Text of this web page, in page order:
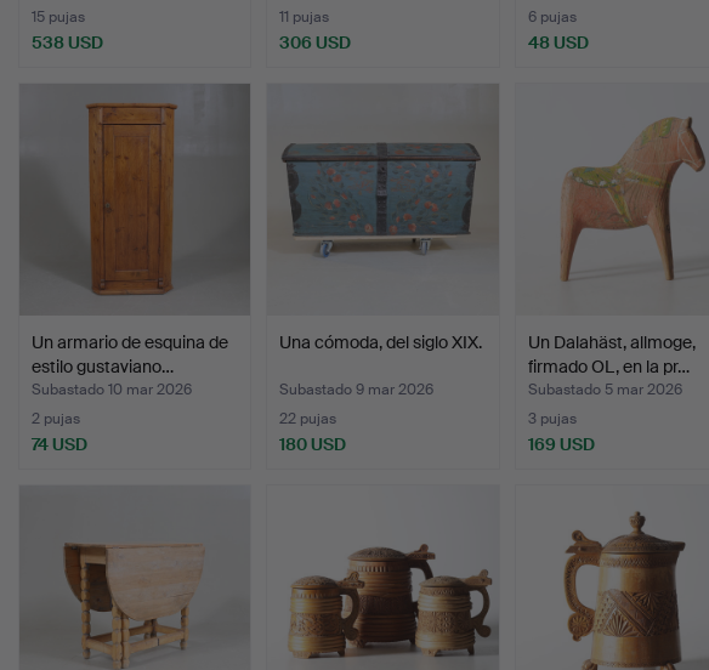
15 pujas
538 USD
11 pujas
306 USD
6 pujas
48 USD
Un armario de esquina de
estilo gustaviano…
Subastado 10 mar 2026
2 pujas
74 USD
Una cómoda, del siglo XIX.
Subastado 9 mar 2026
22 pujas
180 USD
Un Dalahäst, allmoge,
firmado OL, en la pr…
Subastado 5 mar 2026
3 pujas
169 USD